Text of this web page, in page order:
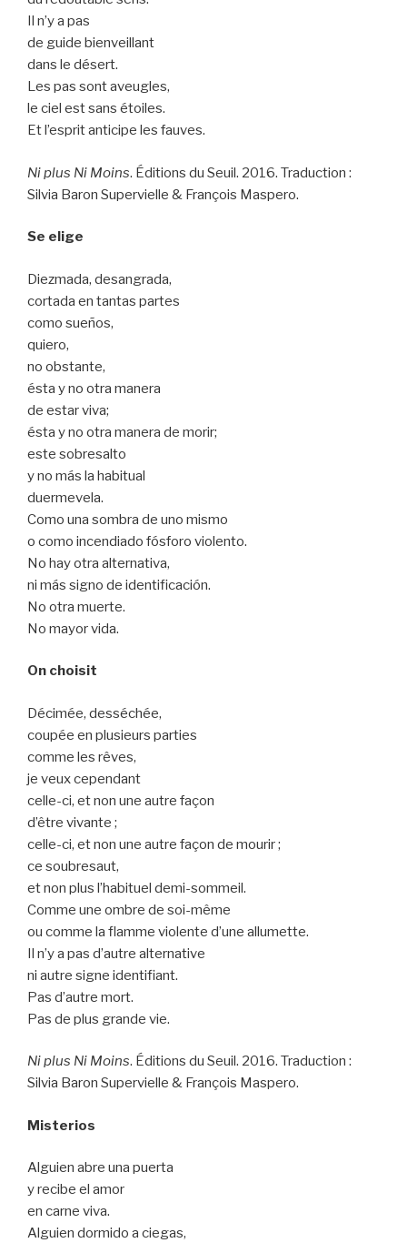
Il n’y a pas
de guide bienveillant
dans le désert.
Les pas sont aveugles,
le ciel est sans étoiles.
Et l’esprit anticipe les fauves.
Ni plus Ni Moins. Éditions du Seuil. 2016. Traduction :
Silvia Baron Supervielle & François Maspero.
Se elige
Diezmada, desangrada,
cortada en tantas partes
como sueños,
quiero,
no obstante,
ésta y no otra manera
de estar viva;
ésta y no otra manera de morir;
este sobresalto
y no más la habitual
duermevela.
Como una sombra de uno mismo
o como incendiado fósforo violento.
No hay otra alternativa,
ni más signo de identificación.
No otra muerte.
No mayor vida.
On choisit
Décimée, desséchée,
coupée en plusieurs parties
comme les rêves,
je veux cependant
celle-ci, et non une autre façon
d’être vivante ;
celle-ci, et non une autre façon de mourir ;
ce soubresaut,
et non plus l’habituel demi-sommeil.
Comme une ombre de soi-même
ou comme la flamme violente d’une allumette.
Il n’y a pas d’autre alternative
ni autre signe identifiant.
Pas d’autre mort.
Pas de plus grande vie.
Ni plus Ni Moins. Éditions du Seuil. 2016. Traduction :
Silvia Baron Supervielle & François Maspero.
Misterios
Alguien abre una puerta
y recibe el amor
en carne viva.
Alguien dormido a ciegas,